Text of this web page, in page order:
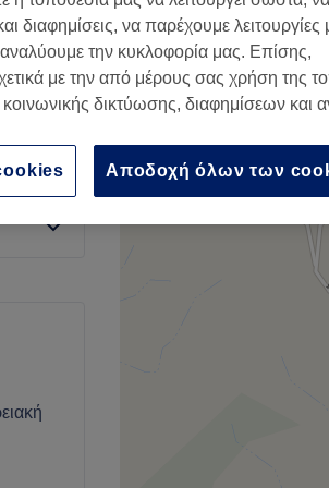
−
διαφημίσεις, να παρέχουμε
την κυκλοφορία μας. Επίσης,
με την από μέρους σας χρήση της
δικτύωσης, διαφημίσεων και
Αποδοχή όλων των